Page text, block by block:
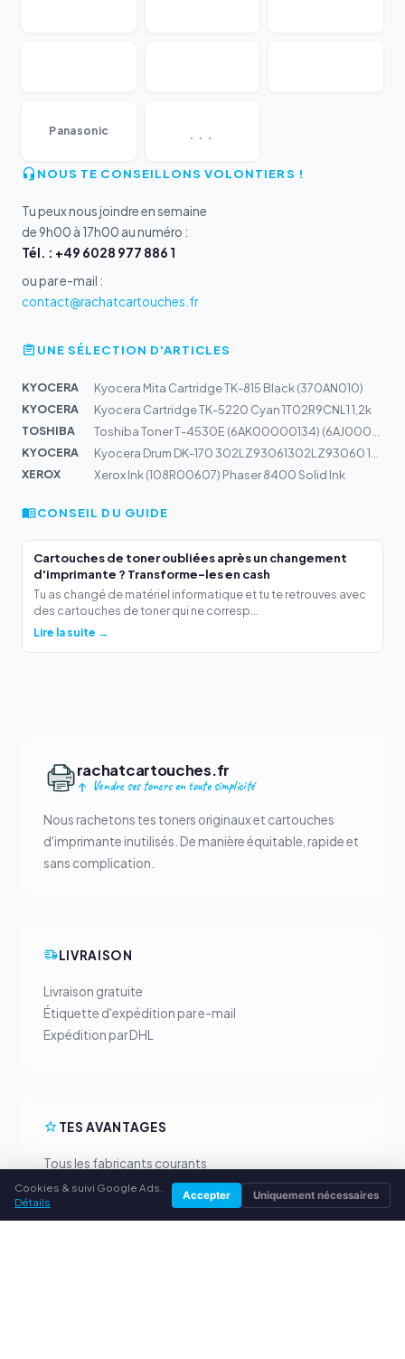
Panasonic ...
NOUS TE CONSEILLONS VOLONTIERS !
Tu peux nous joindre en semaine
de 9h00 à 17h00 au numéro :
Tél. : +49 6028 977 886 1
ou par e-mail :
contact@rachatcartouches.fr
UNE SÉLECTION D'ARTICLES
KYOCERA
Kyocera Mita Cartridge TK-815 Black (370AN010)
KYOCERA
Kyocera Cartridge TK-5220 Cyan 1T02R9CNL1 1,2k
TOSHIBA
KYOCERA
XEROX
Xerox Ink (108R00607) Phaser 8400 Solid Ink
CONSEIL DU GUIDE
Cartouches de toner oubliées après un changement
d'imprimante ? Transforme-les en cash
Tu as changé de matériel informatique et tu te retrouves avec
des cartouches de toner qui ne corresp...
Lire la suite →
rachatcartouches.fr
Vendre ses toners en toute simplicité
Nous rachetons tes toners originaux et cartouches
d'imprimante inutilisés. De manière équitable, rapide et
sans complication.
LIVRAISON
Livraison gratuite
Étiquette d'expédition par e-mail
Expédition par DHL
TES AVANTAGES
Tous les fabricants courants
Prix de rachat équitables
Paiement anticipé par PayPal
Cookies & suivi Google Ads.
Détails
Accepter Uniquement nécessaires